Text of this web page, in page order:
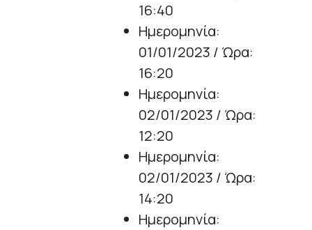
16:40
Ημερομηνία:
01/01/2023 / Ώρα:
16:20
Ημερομηνία:
02/01/2023 / Ώρα:
12:20
Ημερομηνία:
02/01/2023 / Ώρα:
14:20
Ημερομηνία: